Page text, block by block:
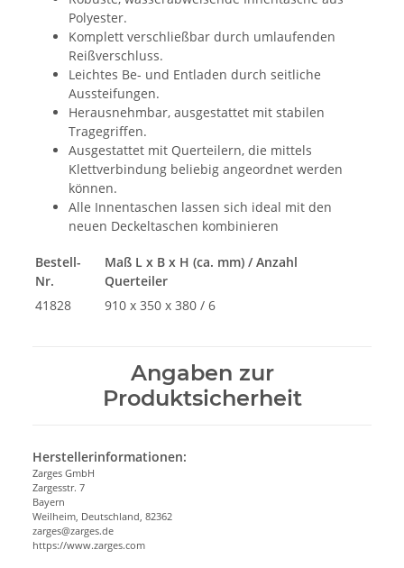
Polyester.
Komplett verschließbar durch umlaufenden
Reißverschluss.
Leichtes Be- und Entladen durch seitliche
Aussteifungen.
Herausnehmbar, ausgestattet mit stabilen
Tragegriffen.
Ausgestattet mit Querteilern, die mittels
Klettverbindung beliebig angeordnet werden
können.
Alle Innentaschen lassen sich ideal mit den
neuen Deckeltaschen kombinieren
Bestell-
Nr.
Maß L x B x H (ca. mm) / Anzahl
Querteiler
41828
910 x 350 x 380 / 6
Angaben zur
Produktsicherheit
Herstellerinformationen:
Zarges GmbH
Zargesstr. 7
Bayern
Weilheim, Deutschland, 82362
zarges@zarges.de
https://www.zarges.com